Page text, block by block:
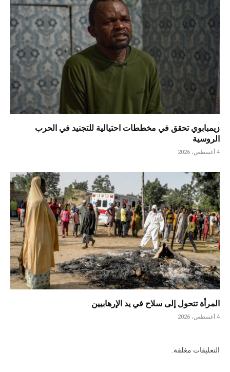
زيمبابوي تحقق في مخططات احتيالية للتجنيد في الحرب
الروسية
4 أغسطس، 2026
المرأة تتحول إلى سلاح في يد الإرهابيين
4 أغسطس، 2026
التعليقات مغلقة.